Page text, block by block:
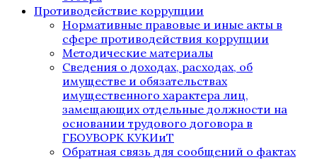
Противодействие коррупции
Нормативные правовые и иные акты в
сфере противодействия коррупции
Методические материалы
Сведения о доходах, расходах, об
имуществе и обязательствах
имущественного характера лиц,
замещающих отдельные должности на
основании трудового договора в
ГБОУВОРК КУКИиТ
Обратная связь для сообщений о фактах